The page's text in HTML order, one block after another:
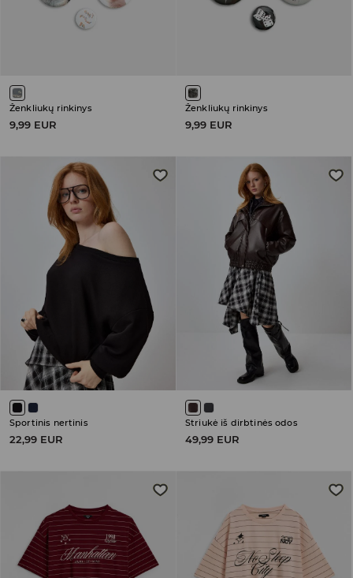
Ženkliukų rinkinys
9,99 EUR
Ženkliukų rinkinys
9,99 EUR
Sportinis nertinis
22,99 EUR
Striukė iš dirbtinės odos
49,99 EUR